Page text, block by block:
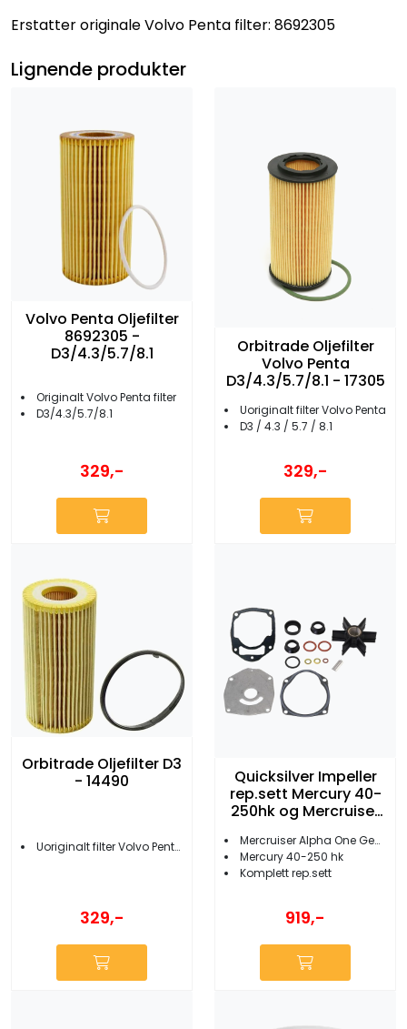
Erstatter originale Volvo Penta filter: 8692305
Lignende produkter
Volvo Penta Oljefilter
8692305 -
D3/4.3/5.7/8.1
Originalt Volvo Penta filter
D3/4.3/5.7/8.1
329,-
Orbitrade Oljefilter
Volvo Penta
D3/4.3/5.7/8.1 - 17305
Uoriginalt filter Volvo Penta
D3 / 4.3 / 5.7 / 8.1
329,-
Orbitrade Oljefilter D3
- 14490
Uoriginalt filter Volvo Penta D3
329,-
Quicksilver Impeller
rep.sett Mercury 40-
250hk og Mercruiser
Mercruiser Alpha One Gen 2
Mercury 40-250 hk
Komplett rep.sett
919,-